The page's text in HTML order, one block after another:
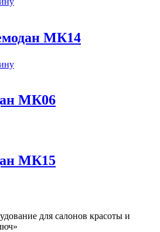
МК14
МК06
МК15
для салонов красоты и